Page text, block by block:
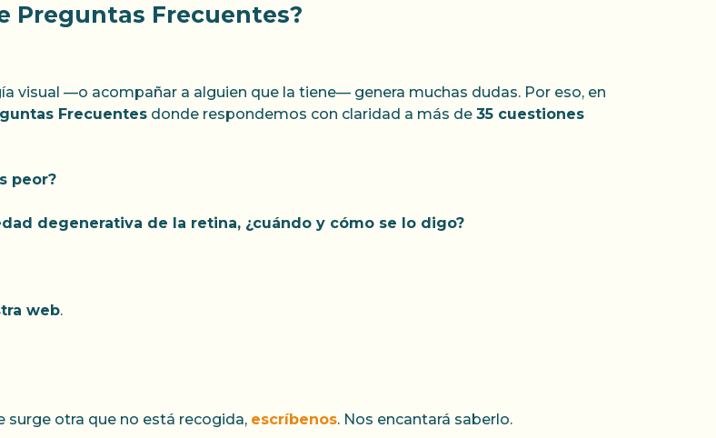
Preguntas Frecuentes?
visual —o acompañar a alguien que la tiene— genera muchas dudas. Por eso, en
Frecuentesdonde respondemos con claridad a más de 35 cuestiones
peor?
degenerativa de la retina, ¿cuándo y cómo se lo digo?
web.
surge otra que no está recogida, escríbenos. Nos encantará saberlo.